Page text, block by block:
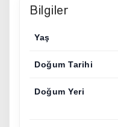
Bilgiler
Yaş
Doğum Tarihi
Doğum Yeri